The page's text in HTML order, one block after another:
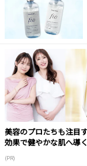
美容のプロたちも注目
効果で健やかな肌へ導
(PR)